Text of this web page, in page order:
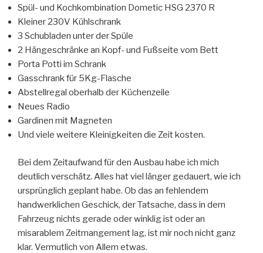
Spül- und Kochkombination Dometic HSG 2370 R
Kleiner 230V Kühlschrank
3 Schubladen unter der Spüle
2 Hängeschränke an Kopf- und Fußseite vom Bett
Porta Potti im Schrank
Gasschrank für 5Kg-Flasche
Abstellregal oberhalb der Küchenzeile
Neues Radio
Gardinen mit Magneten
Und viele weitere Kleinigkeiten die Zeit kosten.
Bei dem Zeitaufwand für den Ausbau habe ich mich
deutlich verschätz. Alles hat viel länger gedauert, wie ich
ursprünglich geplant habe. Ob das an fehlendem
handwerklichen Geschick, der Tatsache, dass in dem
Fahrzeug nichts gerade oder winklig ist oder an
misarablem Zeitmangement lag, ist mir noch nicht ganz
klar. Vermutlich von Allem etwas.